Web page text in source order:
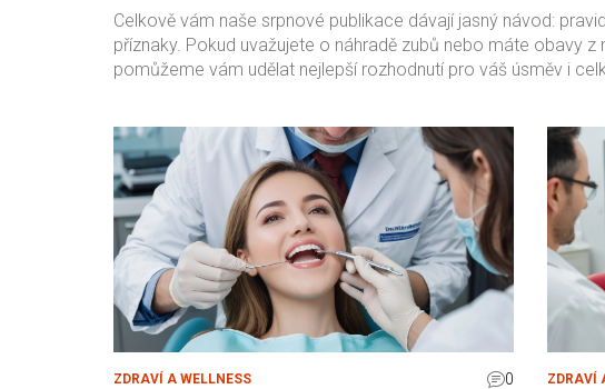
Celkově vám naše srpnové publikace dávají jasný návod:
příznaky. Pokud uvažujete o náhradě zubů nebo máte obavy
pomůžeme vám udělat nejlepší rozhodnutí pro váš úsměv i
ZDRAVÍ A WELLNESS 0 ZDRAVÍ